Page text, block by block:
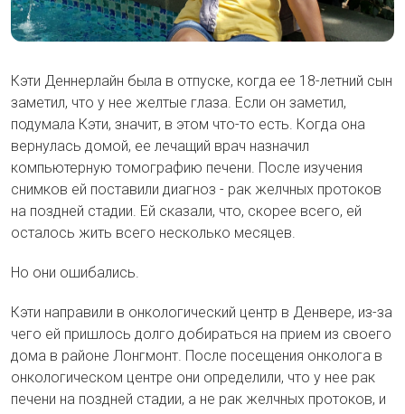
Кэти Деннерлайн была в отпуске, когда ее 18-летний сын
заметил, что у нее желтые глаза. Если он заметил,
подумала Кэти, значит, в этом что-то есть. Когда она
вернулась домой, ее лечащий врач назначил
компьютерную томографию печени. После изучения
снимков ей поставили диагноз - рак желчных протоков
на поздней стадии. Ей сказали, что, скорее всего, ей
осталось жить всего несколько месяцев.
Но они ошибались.
Кэти направили в онкологический центр в Денвере, из-за
чего ей пришлось долго добираться на прием из своего
дома в районе Лонгмонт. После посещения онколога в
онкологическом центре они определили, что у нее рак
печени на поздней стадии, а не рак желчных протоков, и